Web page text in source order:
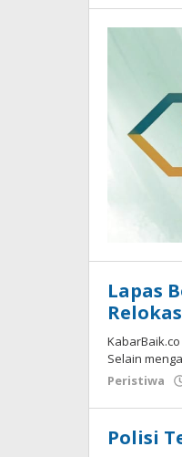
Lapas
Selain
Peristiwa
Polisi